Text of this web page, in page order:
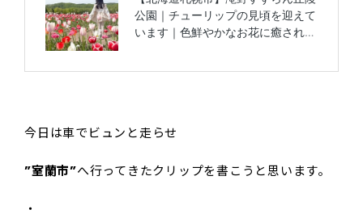
今日は車でビュンと走らせ
”室蘭市”へ行ってきたクリップを書こうと思います。
・